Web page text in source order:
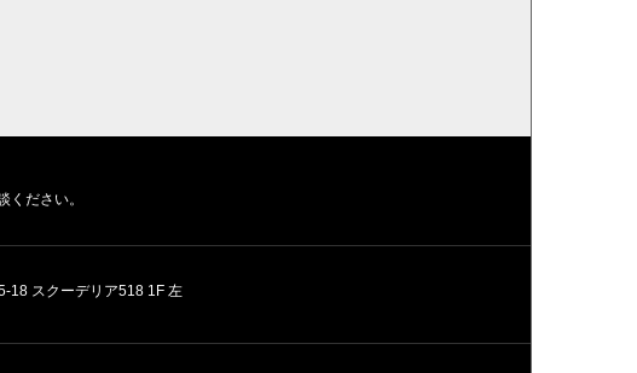
ださい。
スクーデリア518 1F 左